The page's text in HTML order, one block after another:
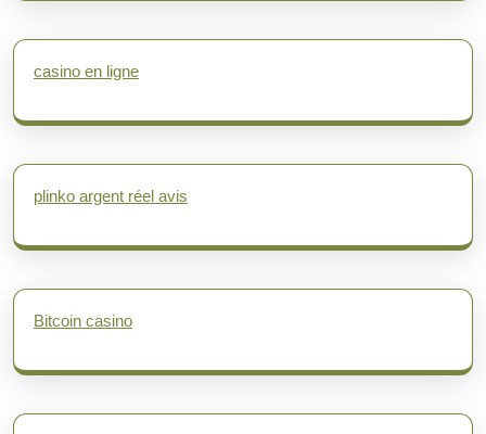
casino en ligne
plinko argent réel avis
Bitcoin casino